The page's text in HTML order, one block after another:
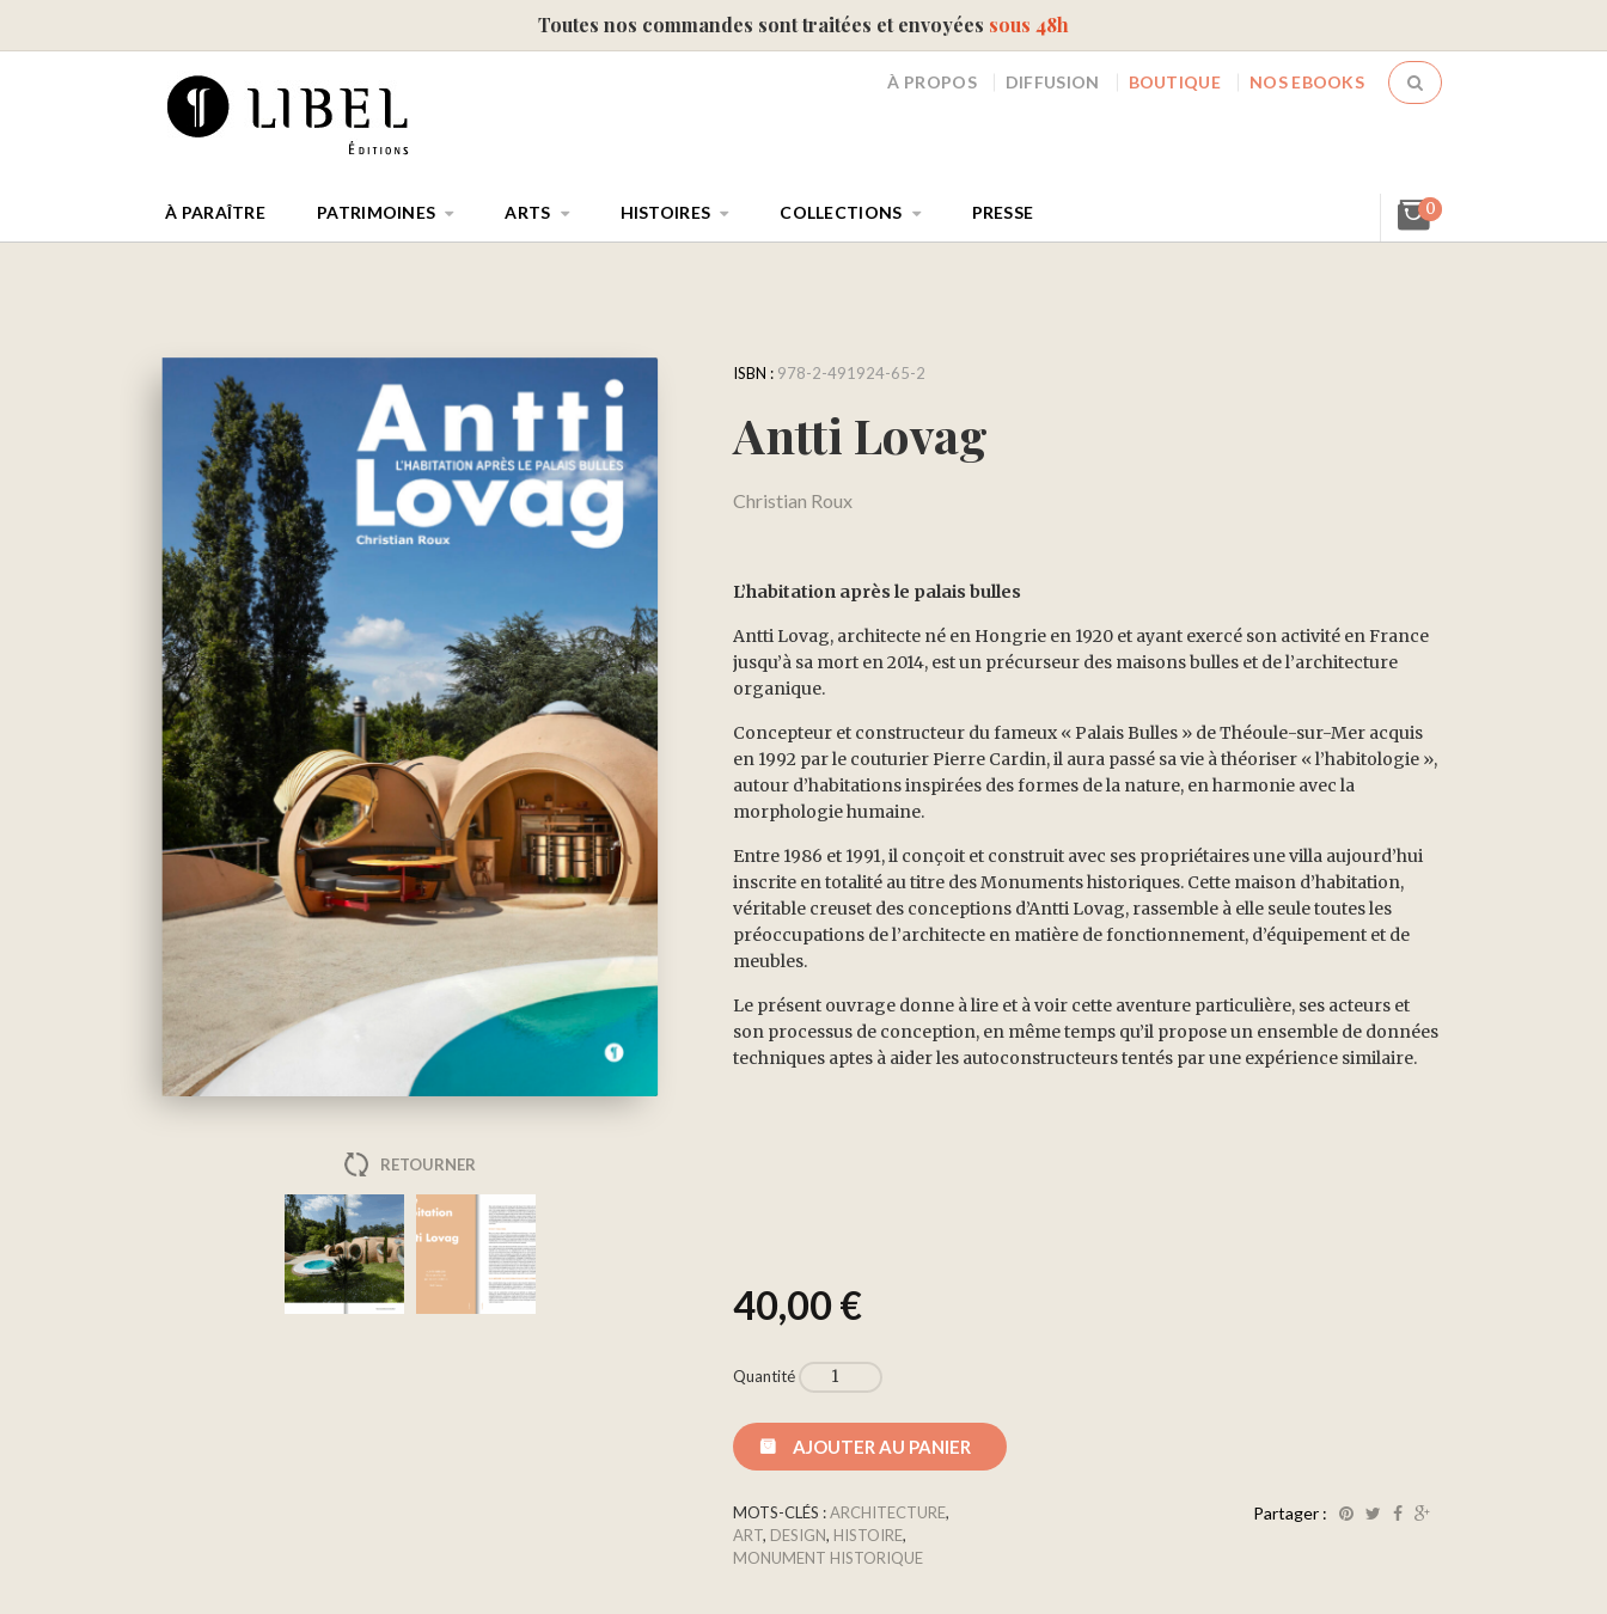
Toutes nos commandes sont traitées et envoyées sous 48h
À PROPOS DIFFUSION BOUTIQUE NOS EBOOKS
À PARAÎTRE PATRIMOINES ARTS HISTOIRES COLLECTIONS PRESSE 0
RETOURNER
ISBN : 978-2-491924-65-2
Antti Lovag
Christian Roux
L’habitation après le palais bulles
Antti Lovag, architecte né en Hongrie en 1920 et ayant exercé son activité en France
jusqu’à sa mort en 2014, est un précurseur des maisons bulles et de l’architecture
organique.
Concepteur et constructeur du fameux « Palais Bulles » de Théoule-sur-Mer acquis
en 1992 par le couturier Pierre Cardin, il aura passé sa vie à théoriser « l’habitologie »,
autour d’habitations inspirées des formes de la nature, en harmonie avec la
morphologie humaine.
Entre 1986 et 1991, il conçoit et construit avec ses propriétaires une villa aujourd’hui
inscrite en totalité au titre des Monuments historiques. Cette maison d’habitation,
véritable creuset des conceptions d’Antti Lovag, rassemble à elle seule toutes les
préoccupations de l’architecte en matière de fonctionnement, d’équipement et de
meubles.
Le présent ouvrage donne à lire et à voir cette aventure particulière, ses acteurs et
son processus de conception, en même temps qu’il propose un ensemble de données
techniques aptes à aider les autoconstructeurs tentés par une expérience similaire.
40,00€
Quantité
AJOUTER AU PANIER
MOTS-CLÉS :ARCHITECTURE,
ART, DESIGN, HISTOIRE,
MONUMENT HISTORIQUE
Partager :